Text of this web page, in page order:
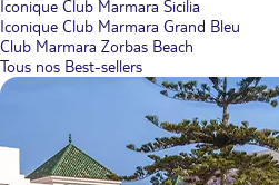
Iconique Club Marmara Sicilia
Iconique Club Marmara Grand Bleu
Club Marmara Zorbas Beach
Tous nos Best-sellers